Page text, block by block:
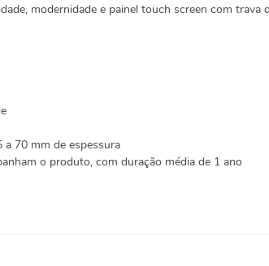
modernidade e painel touch screen com
70 mm de espessura
o produto, com duração média de 1 ano